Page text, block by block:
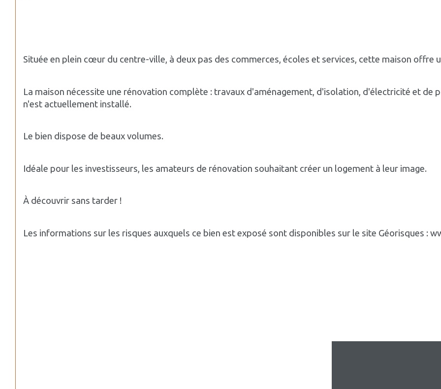
Située en plein cœur du centre-ville, à deux pas des commerces, écoles et services, cette maison
La maison nécessite une rénovation complète : travaux d'aménagement, d'isolation, d'électricité et de
n'est actuellement installé.
Le bien dispose de beaux volumes.
Idéale pour les investisseurs, les amateurs de rénovation souhaitant créer un logement à leur image.
À découvrir sans tarder !
Les informations sur les risques auxquels ce bien est exposé sont disponibles sur le site Géorisques :